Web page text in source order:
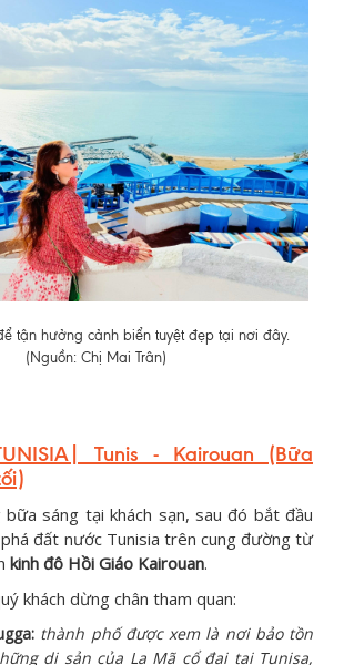
tận hưởng cảnh biển tuyệt đẹp tại nơi đây.
(Nguồn: Chị Mai Trân)
Tunis - Kairouan (Bữa
bữa sáng tại khách sạn, sau đó bắt đầu
đất nước Tunisia trên cung đường từ
kinh đô Hồi Giáo Kairouan.
khách dừng chân tham quan:
thành phố được xem là nơi bảo tồn
di sản của La Mã cổ đại tại Tunisa,